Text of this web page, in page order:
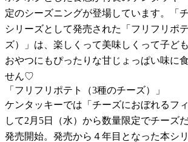
定のシーズニングが登場しています。「
シリーズとして発売された「フリフリポ
ズ）」は、楽しくって美味しくって子ど
おやつにもぴったりな甘じょっぱい味に
せん♡
「フリフリポテト（3種のチーズ）」
ケンタッキーでは「チーズにおぼれるフ
して2月5日（水）から数量限定でチーズ
発売開始。発売から４年目となった本シ